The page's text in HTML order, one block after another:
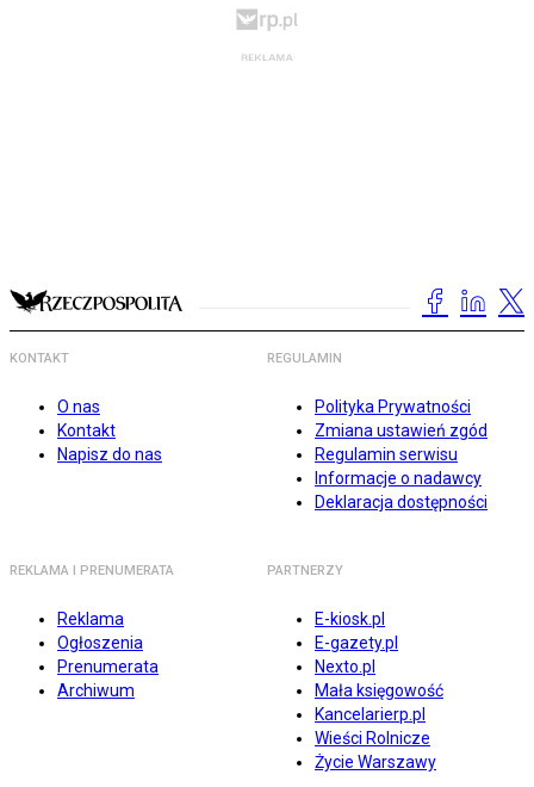
KONTAKT
O nas
Kontakt
Napisz do nas
REGULAMIN
Polityka Prywatności
Zmiana ustawień zgód
Regulamin serwisu
Informacje o nadawcy
Deklaracja dostępności
REKLAMA I PRENUMERATA
Reklama
Ogłoszenia
Prenumerata
Archiwum
PARTNERZY
E-kiosk.pl
E-gazety.pl
Nexto.pl
Mała księgowość
Kancelarierp.pl
Wieści Rolnicze
Życie Warszawy